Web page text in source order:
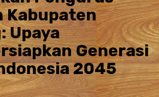
Kabupaten
Upaya
Generasi
2045